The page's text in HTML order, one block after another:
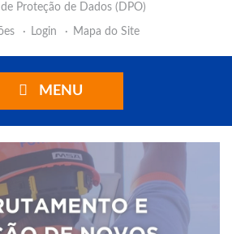
Proteção de Dados (DPO)
Login Mapa do Site
MENU